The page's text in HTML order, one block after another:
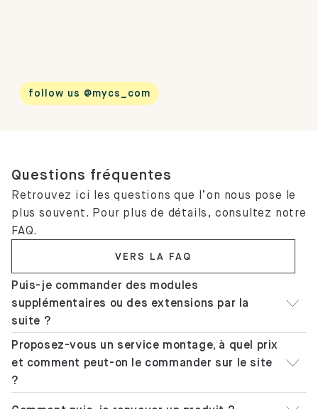
follow us @mycs_com
Questions fréquentes
Retrouvez ici les questions que l’on nous pose le
plus souvent. Pour plus de détails, consultez notre
FAQ.
VERS LA FAQ
Puis-je commander des modules
supplémentaires ou des extensions par la
suite ?
Proposez-vous un service montage, à quel prix
et comment peut-on le commander sur le site
?